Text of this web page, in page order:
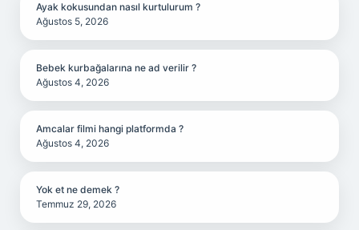
Ayak kokusundan nasıl kurtulurum ?
Ağustos 5, 2026
Bebek kurbağalarına ne ad verilir ?
Ağustos 4, 2026
Amcalar filmi hangi platformda ?
Ağustos 4, 2026
Yok et ne demek ?
Temmuz 29, 2026